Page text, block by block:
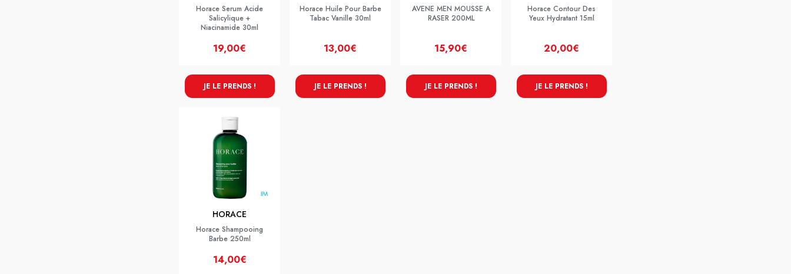
Horace Serum Acide
Salicylique +
Niacinamide 30ml
19,00€
JE LE PRENDS !
Horace Huile Pour Barbe
Tabac Vanille 30ml
13,00€
JE LE PRENDS !
AVENE MEN MOUSSE A
RASER 200ML
15,90€
JE LE PRENDS !
Horace Contour Des
Yeux Hydratant 15ml
20,00€
JE LE PRENDS !
HORACE
Horace Shampooing
Barbe 250ml
14,00€